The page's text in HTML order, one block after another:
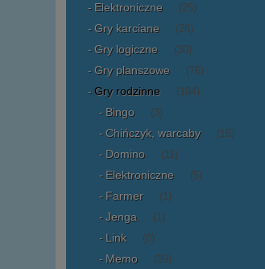
Elektroniczne (25)
Gry karciane (26)
Gry logiczne (30)
Gry planszowe (76)
Gry rodzinne (184)
Bingo (3)
Chińczyk, warcaby (15)
Domino (11)
Elektroniczne (5)
Farmer (1)
Jenga (1)
Link (0)
Memo (39)